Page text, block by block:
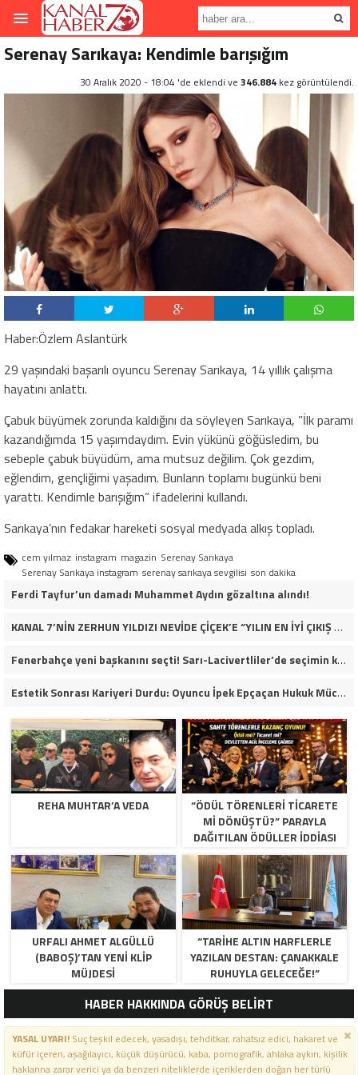
Serenay Sarıkaya: Kendimle barışığım
30 Aralık 2020 - 18:04 'de eklendi ve 346.884 kez görüntülendi.
Haber:Özlem Aslantürk
29 yaşındaki başarılı oyuncu Serenay Sarıkaya, 14 yıllık çalışma
hayatını anlattı.
Çabuk büyümek zorunda kaldığını da söyleyen Sarıkaya, ”İlk paramı
kazandığımda 15 yaşımdaydım. Evin yükünü göğüsledim, bu
sebeple çabuk büyüdüm, ama mutsuz değilim. Çok gezdim,
eğlendim, gençliğimi yaşadım. Bunların toplamı bugünkü beni
yarattı. Kendimle barışığım” ifadelerini kullandı.
Sarıkaya’nın fedakar hareketi sosyal medyada alkış topladı.
cem yılmaz instagram magazin Serenay Sarıkaya
Serenay Sarıkaya instagram serenay sarıkaya sevgilisi son dakika
Ferdi Tayfur’un damadı Muhammet Aydın gözaltına alındı!
KANAL 7’NİN ZERHUN YILDIZI NEVİDE ÇİÇEK’E “YILIN EN İYİ ÇIKIŞ YAPAN KADIN OYUNCUSU” ÖDÜLÜ!
Fenerbahçe yeni başkanını seçti! Sarı-Lacivertliler’de seçimin kazananı Aziz Yıldırım oldu
Estetik Sonrası Kariyeri Durdu: Oyuncu İpek Epçaçan Hukuk Mücadelesi Veriyor
REHA MUHTAR’A VEDA
“ÖDÜL TÖRENLERİ TİCARETE
Mİ DÖNÜŞTÜ?” PARAYLA
DAĞITILAN ÖDÜLLER IDDIASI
GÜNDEMDE!
URFALI AHMET ALGÜLLÜ
(BABOŞ)’TAN YENI KLIP
MÜJDESI
“TARIHE ALTIN HARFLERLE
YAZILAN DESTAN: ÇANAKKALE
RUHUYLA GELECEĞE!”
HABER HAKKINDA GÖRÜŞ BELİRT
YASAL UYARI!Suç teşkil edecek, yasadışı, tehditkar, rahatsız edici, hakaret ve
küfür içeren, aşağılayıcı, küçük düşürücü, kaba, pornografik, ahlaka aykırı, kişilik
haklarına zarar verici ya da benzeri niteliklerde içeriklerden doğan her türlü